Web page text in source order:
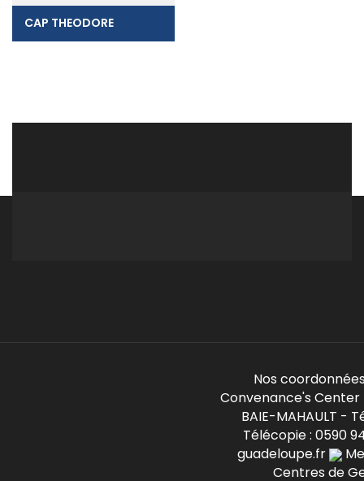
CAP THEODORE
Nos coordonnées
Convenance's Center
BAIE-MAHAULT -
Télécopie : 0590
guadeloupe.fr
Centres de